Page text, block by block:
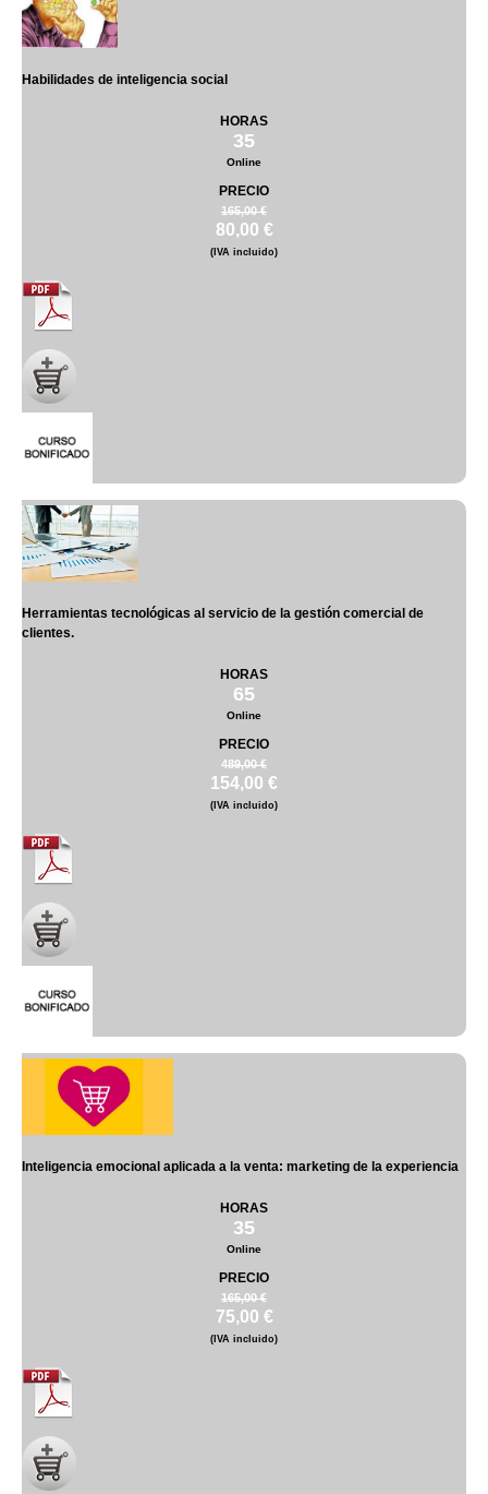
Habilidades de inteligencia social
HORAS
35
Online
PRECIO
165,00 €
80,00 €
(IVA incluido)
Herramientas tecnológicas al servicio de la gestión comercial de
clientes.
HORAS
65
Online
PRECIO
489,00 €
154,00 €
(IVA incluido)
Inteligencia emocional aplicada a la venta: marketing de la experiencia
HORAS
35
Online
PRECIO
165,00 €
75,00 €
(IVA incluido)